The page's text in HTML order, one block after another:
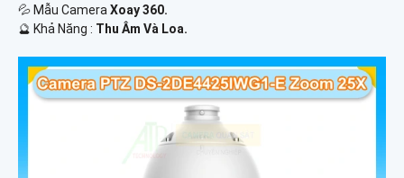
💦 Mẫu Camera Xoay 360.
️🔮 Khả Năng : Thu Âm Và Loa.